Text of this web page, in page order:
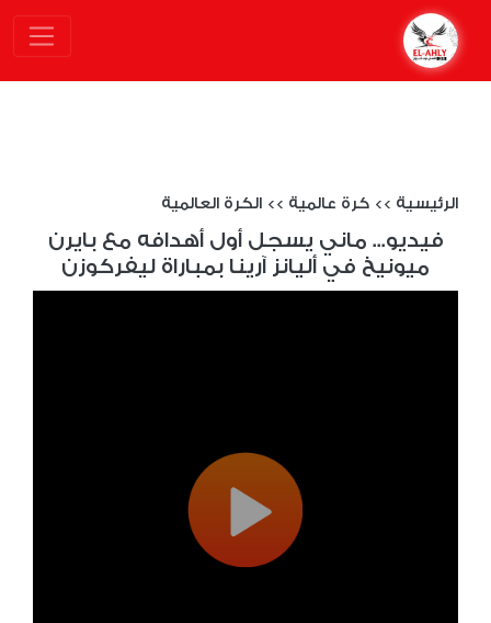
الرئيسية >> كرة عالمية >> الكرة العالمية
فيديو... ماني يسجل أول أهدافه مع بايرن
ميونيخ في أليانز آرينا بمباراة ليفركوزن